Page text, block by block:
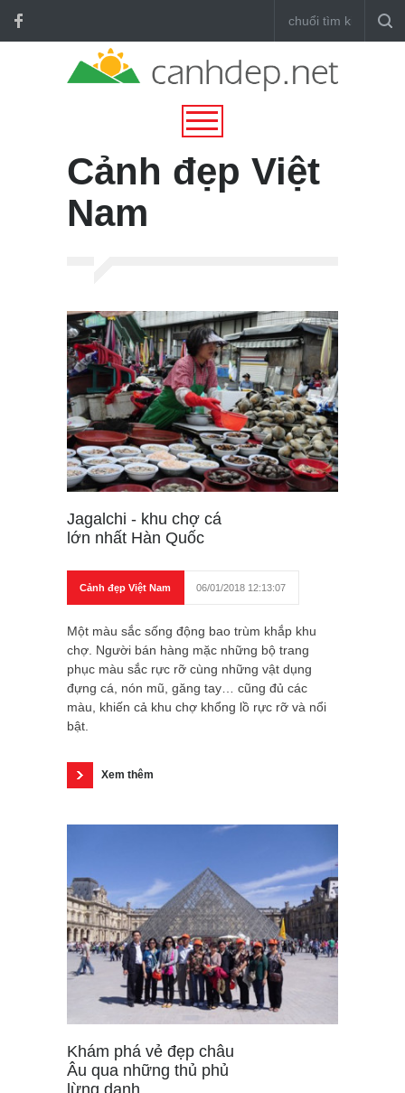
Cảnh đẹp Việt
Nam
Jagalchi - khu chợ cá
lớn nhất Hàn Quốc
Cảnh đẹp Việt Nam 06/01/2018 12:13:07
Một màu sắc sống động bao trùm khắp khu
chợ. Người bán hàng mặc những bộ trang
phục màu sắc rực rỡ cùng những vật dụng
đựng cá, nón mũ, găng tay… cũng đủ các
màu, khiến cả khu chợ khổng lồ rực rỡ và nổi
bật.
Xem thêm
Khám phá vẻ đẹp châu
Âu qua những thủ phủ